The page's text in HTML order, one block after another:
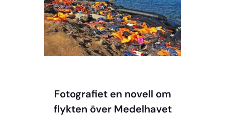
Fotografiet en novell om
flykten över Medelhavet